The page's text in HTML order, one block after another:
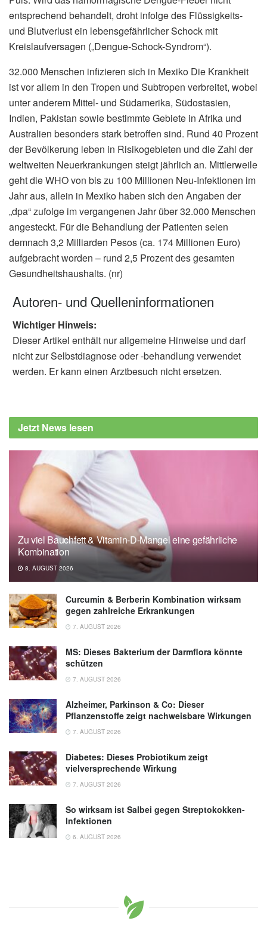
entsprechend behandelt, droht infolge des Flüssigkeits-
und Blutverlust ein lebensgefährlicher Schock mit
Kreislaufversagen („Dengue-Schock-Syndrom“).
32.000 Menschen infizieren sich in Mexiko Die Krankheit
ist vor allem in den Tropen und Subtropen verbreitet, wobei
unter anderem Mittel- und Südamerika, Südostasien,
Indien, Pakistan sowie bestimmte Gebiete in Afrika und
Australien besonders stark betroffen sind. Rund 40 Prozent
der Bevölkerung leben in Risikogebieten und die Zahl der
weltweiten Neuerkrankungen steigt jährlich an. Mittlerweile
geht die WHO von bis zu 100 Millionen Neu-Infektionen im
Jahr aus, allein in Mexiko haben sich den Angaben der
„dpa“ zufolge im vergangenen Jahr über 32.000 Menschen
angesteckt. Für die Behandlung der Patienten seien
demnach 3,2 Milliarden Pesos (ca. 174 Millionen Euro)
aufgebracht worden – rund 2,5 Prozent des gesamten
Gesundheitshaushalts. (nr)
Autoren- und Quelleninformationen
Wichtiger Hinweis:
Dieser Artikel enthält nur allgemeine Hinweise und darf
nicht zur Selbstdiagnose oder -behandlung verwendet
werden. Er kann einen Arztbesuch nicht ersetzen.
Jetzt News lesen
Zu viel Bauchfett & Vitamin-D-Mangel eine gefährliche
Kombination
8. AUGUST 2026
Curcumin & Berberin Kombination wirksam
gegen zahlreiche Erkrankungen
7. AUGUST 2026
MS: Dieses Bakterium der Darmflora könnte
schützen
7. AUGUST 2026
Alzheimer, Parkinson & Co: Dieser
Pflanzenstoffe zeigt nachweisbare Wirkungen
7. AUGUST 2026
Diabetes: Dieses Probiotikum zeigt
vielversprechende Wirkung
7. AUGUST 2026
So wirksam ist Salbei gegen Streptokokken-
Infektionen
6. AUGUST 2026